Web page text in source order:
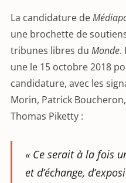
La candidature de
une brochette de
tribunes libres du Monde.
une le 15 octobre 2018
candidature, avec les
Morin, Patrick
Thomas Piketty :
« Ce serait à la fois
et d’échange,